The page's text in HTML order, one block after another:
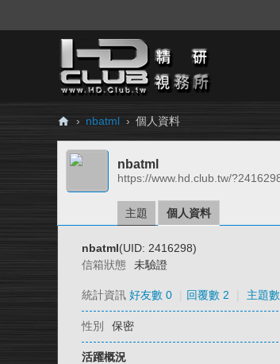
H
Cl
› nbatml › 個人資料
nbatml
https://www.hd.club.tw/
主題 個人資料
nbatml(UID: 2416298)
信箱狀態
未驗證
統計資訊 好友數 0 回覆數 2 主題
性別 保密
活躍概況